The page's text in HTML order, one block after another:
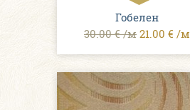
Гобелен
30.00 € /м 21.00 € /м